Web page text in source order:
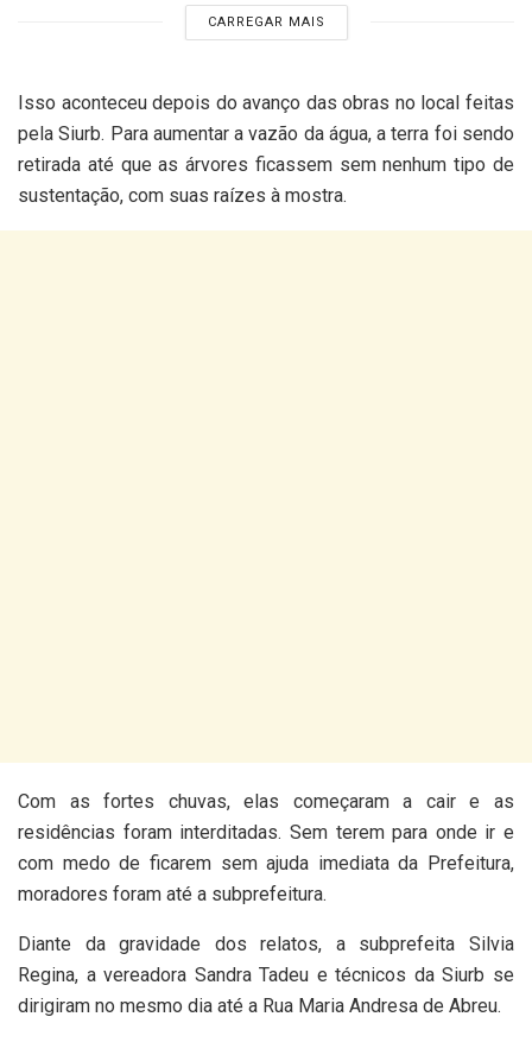
CARREGAR MAIS
Isso aconteceu depois do avanço das obras no local feitas
pela Siurb. Para aumentar a vazão da água, a terra foi sendo
retirada até que as árvores ficassem sem nenhum tipo de
sustentação, com suas raízes à mostra.
Com as fortes chuvas, elas começaram a cair e as
residências foram interditadas. Sem terem para onde ir e
com medo de ficarem sem ajuda imediata da Prefeitura,
moradores foram até a subprefeitura.
Diante da gravidade dos relatos, a subprefeita Silvia
Regina, a vereadora Sandra Tadeu e técnicos da Siurb se
dirigiram no mesmo dia até a Rua Maria Andresa de Abreu.